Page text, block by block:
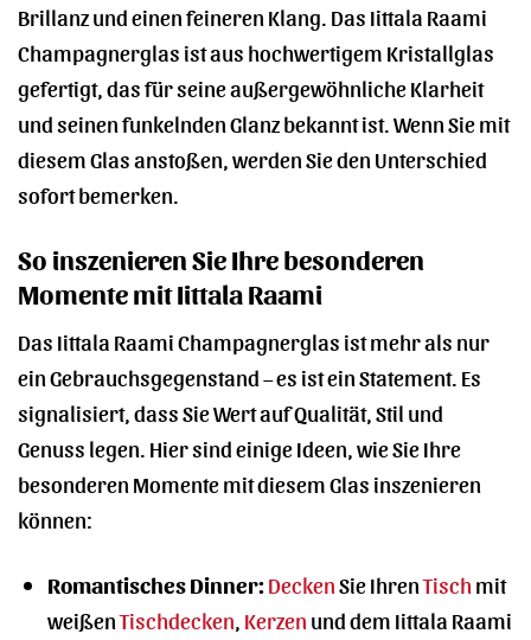
Brillanz und einen feineren Klang. Das Iittala Raami
Champagnerglas ist aus hochwertigem Kristallglas
gefertigt, das für seine außergewöhnliche Klarheit
und seinen funkelnden Glanz bekannt ist. Wenn Sie mit
diesem Glas anstoßen, werden Sie den Unterschied
sofort bemerken.
So inszenieren Sie Ihre besonderen
Momente mit Iittala Raami
Das Iittala Raami Champagnerglas ist mehr als nur
ein Gebrauchsgegenstand – es ist ein Statement. Es
signalisiert, dass Sie Wert auf Qualität, Stil und
Genuss legen. Hier sind einige Ideen, wie Sie Ihre
besonderen Momente mit diesem Glas inszenieren
können:
Romantisches Dinner:DeckenSie IhrenTisch mit
weißenTischdecken Kerzen und dem Iittala Raami